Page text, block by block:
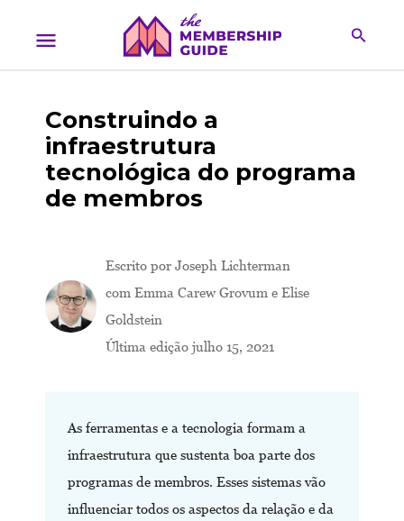
Construindo a
infraestrutura
tecnológica do programa
de membros
Escrito porJoseph Lichterman
com Emma Carew Grovum e Elise
Goldstein
Última edição julho 15, 2021
As ferramentas e a tecnologia formam a
infraestrutura que sustenta boa parte dos
programas de membros. Esses sistemas vão
influenciar todos os aspectos da relação e da